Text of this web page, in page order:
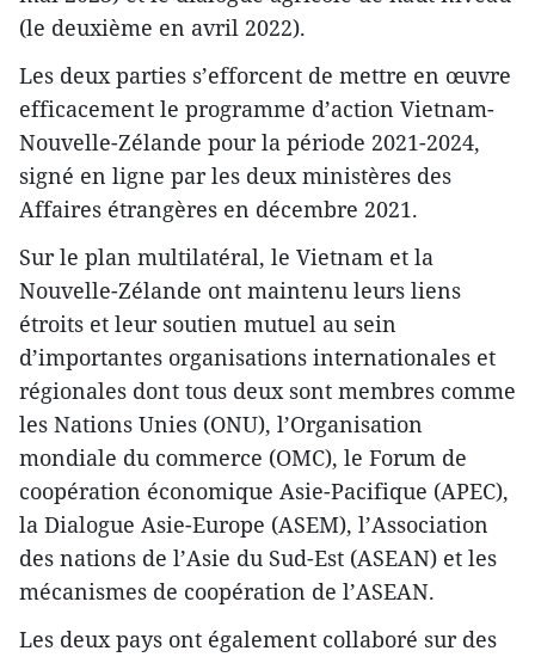
(le deuxième en avril 2022).
Les deux parties s’efforcent de mettre en œuvre
efficacement le programme d’action Vietnam-
Nouvelle-Zélande pour la période 2021-2024,
signé en ligne par les deux ministères des
Affaires étrangères en décembre 2021.
Sur le plan multilatéral, le Vietnam et la
Nouvelle-Zélande ont maintenu leurs liens
étroits et leur soutien mutuel au sein
d’importantes organisations internationales et
régionales dont tous deux sont membres comme
les Nations Unies (ONU), l’Organisation
mondiale du commerce (OMC), le Forum de
coopération économique Asie-Pacifique (APEC),
la Dialogue Asie-Europe (ASEM), l’Association
des nations de l’Asie du Sud-Est (ASEAN) et les
mécanismes de coopération de l’ASEAN.
Les deux pays ont également collaboré sur des